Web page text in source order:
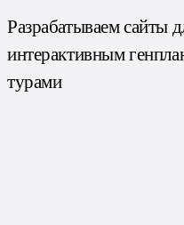
Разрабатываем сайты
интерактивным
турами